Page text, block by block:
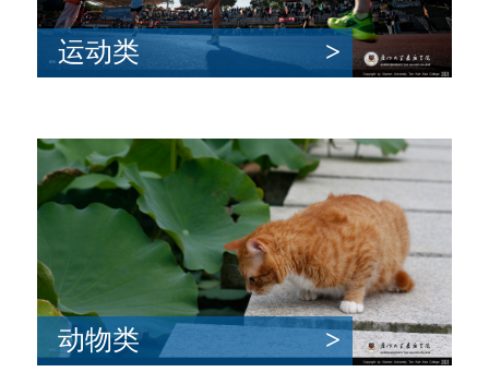
运动类 >
动物类 >